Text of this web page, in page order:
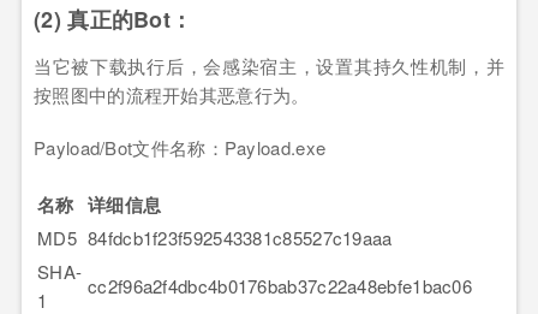
(2) 真正的Bot ：
当它被下载执行后，会感染宿主，设置其持久性机制，并
按照图中的流程开始其恶意行为。
Payload/Bot文件名称：Payload.exe
名称 详细信息
MD5 84fdcb1f23f592543381c85527c19aaa
SHA-
1
cc2f96a2f4dbc4b0176bab37c22a48ebfe1bac06